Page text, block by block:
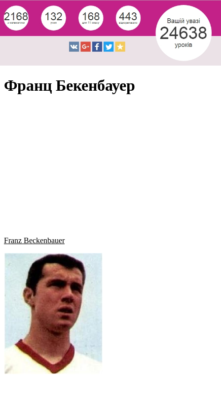
Франц Бекенбауер
Franz Beckenbauer